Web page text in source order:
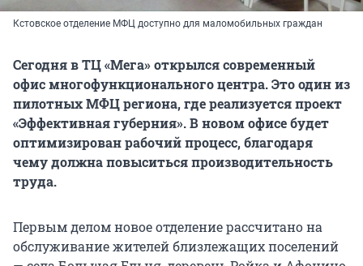
Кстовское отделение МФЦ доступно для маломобильных граждан
Сегодня в ТЦ «Мега» открылся современный
офис многофункционального центра. Это один из
пилотных МФЦ региона, где реализуется проект
«Эффективная губерния». В новом офисе будет
оптимизирован рабочий процесс, благодаря
чему должна повыситься производительность
труда.
Первым делом новое отделение рассчитано на
обслуживание жителей близлежащих поселений